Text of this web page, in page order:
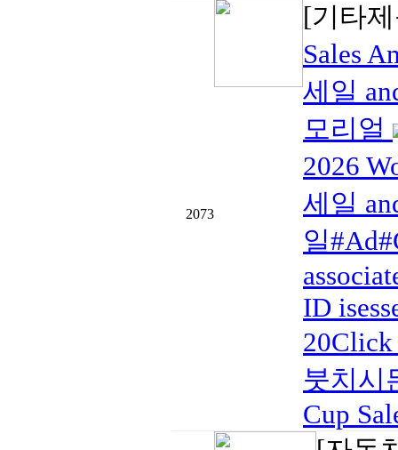
2073
[기타
Sales
세일
모리얼
2026
세일
일
ID
20Click
붓치시
Cup